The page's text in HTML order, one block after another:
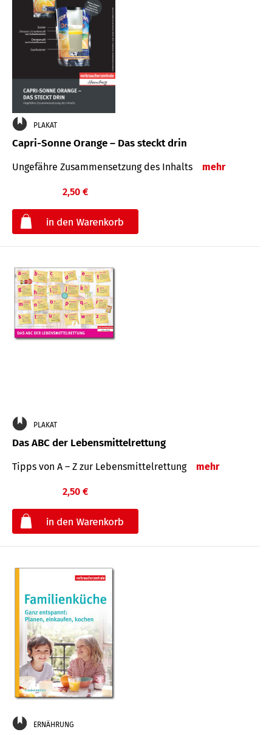
PLAKAT
Capri-Sonne Orange – Das steckt drin
Ungefähre Zu­sammen­setzung des Inhalts mehr
2,50 €
PLAKAT
Das ABC der Lebensmittelrettung
Tipps von A – Z zur Lebensmittelrettung mehr
2,50 €
ERNÄHRUNG